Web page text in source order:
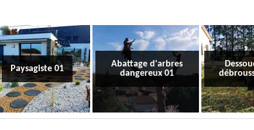
Paysagiste 01
Abattage d'arbres
dangereux 01